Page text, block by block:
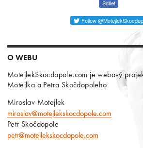
Sdílet
Follow @MotejlekSkocdop
O WEBU
MotejlekSkocdopole.com je webový
Motejlka a Petra Skočdopoleho
Miroslav Motejlek
miroslav@motejlekskocdopole.com
Petr Skočdopole
petr@motejlekskocdopole.com